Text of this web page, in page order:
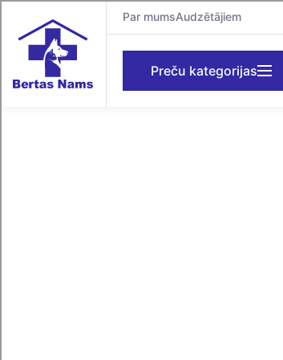
Par mumsAudzētājiem
Preču kategorijas